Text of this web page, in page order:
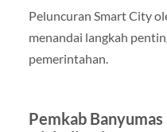
Peluncuran Smart City
menandai langkah
pemerintahan.
Pemkab